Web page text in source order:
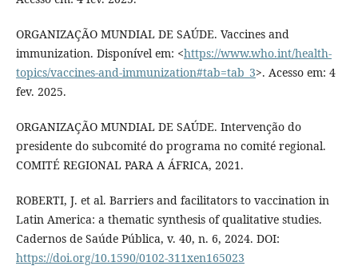
ORGANIZAÇÃO MUNDIAL DE SAÚDE. Vaccines and
immunization. Disponível em: <https://www.who.int/health-
topics/vaccines-and-immunization#tab=tab_3>. Acesso em: 4
fev. 2025.
ORGANIZAÇÃO MUNDIAL DE SAÚDE. Intervenção do
presidente do subcomité do programa no comité regional.
COMITÉ REGIONAL PARA A ÁFRICA, 2021.
ROBERTI, J. et al. Barriers and facilitators to vaccination in
Latin America: a thematic synthesis of qualitative studies.
Cadernos de Saúde Pública, v. 40, n. 6, 2024. DOI:
https://doi.org/10.1590/0102-311xen165023